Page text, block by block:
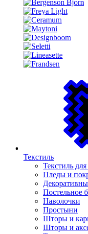
Текстиль
Текстиль
Пледы и
Постельное
Наволочки
Простыни
Шторы и
Шторы и